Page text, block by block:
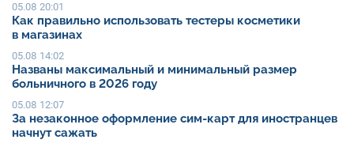
05.08 20:01
Как правильно использовать тестеры косметики
в магазинах
05.08 14:02
Названы максимальный и минимальный размер
больничного в 2026 году
05.08 12:07
За незаконное оформление сим-карт для иностранцев
начнут сажать